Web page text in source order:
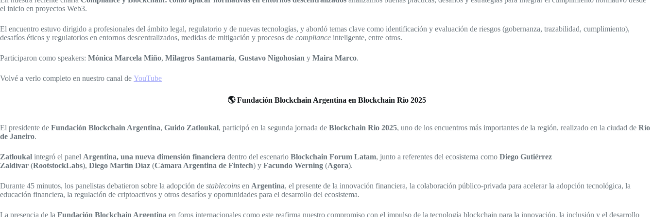
el inicio en proyectos Web3.
El encuentro estuvo dirigido a profesionales del ámbito legal, regulatorio y de nuevas tecnologías, y abordó temas clave como identificación y evaluación de riesgos (gobernanza, trazabilidad, cumplimiento),
desafíos éticos y regulatorios en entornos descentralizados, medidas de mitigación y procesos de compliance inteligente, entre otros.
Participaron como speakers: Mónica Marcela Miño, Milagros Santamaría, Gustavo Nigohosian y Maira Marco.
Volvé a verlo completo en nuestro canal de YouTube
🌎 Fundación Blockchain Argentina en Blockchain Rio 2025
El presidente de Fundación Blockchain Argentina, Guido Zatloukal, participó en la segunda jornada de Blockchain Rio 2025, uno de los encuentros más importantes de la región, realizado en la ciudad de Río
de Janeiro.
Zatloukal integró el panel Argentina, una nueva dimensión financiera dentro del escenario Blockchain Forum Latam, junto a referentes del ecosistema como Diego Gutiérrez
Zaldívar (RootstockLabs), Diego Martín Díaz (Cámara Argentina de Fintech) y Facundo Werning (Agora).
Durante 45 minutos, los panelistas debatieron sobre la adopción de stablecoins en Argentina, el presente de la innovación financiera, la colaboración público-privada para acelerar la adopción tecnológica, la
educación financiera, la regulación de criptoactivos y otros desafíos y oportunidades para el desarrollo del ecosistema.
La presencia de la Fundación Blockchain Argentina en foros internacionales como este reafirma nuestro compromiso con el impulso de la tecnología blockchain para la innovación, la inclusión y el desarrollo